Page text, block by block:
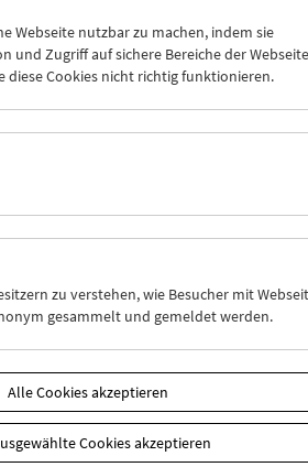
Webseite nutzbar zu machen, indem sie
und Zugriff auf sichere Bereiche der
diese Cookies nicht richtig funktionieren.
zu verstehen, wie Besucher mit
gesammelt und gemeldet werden.
Alle Cookies akzeptieren
Cookies akzeptieren